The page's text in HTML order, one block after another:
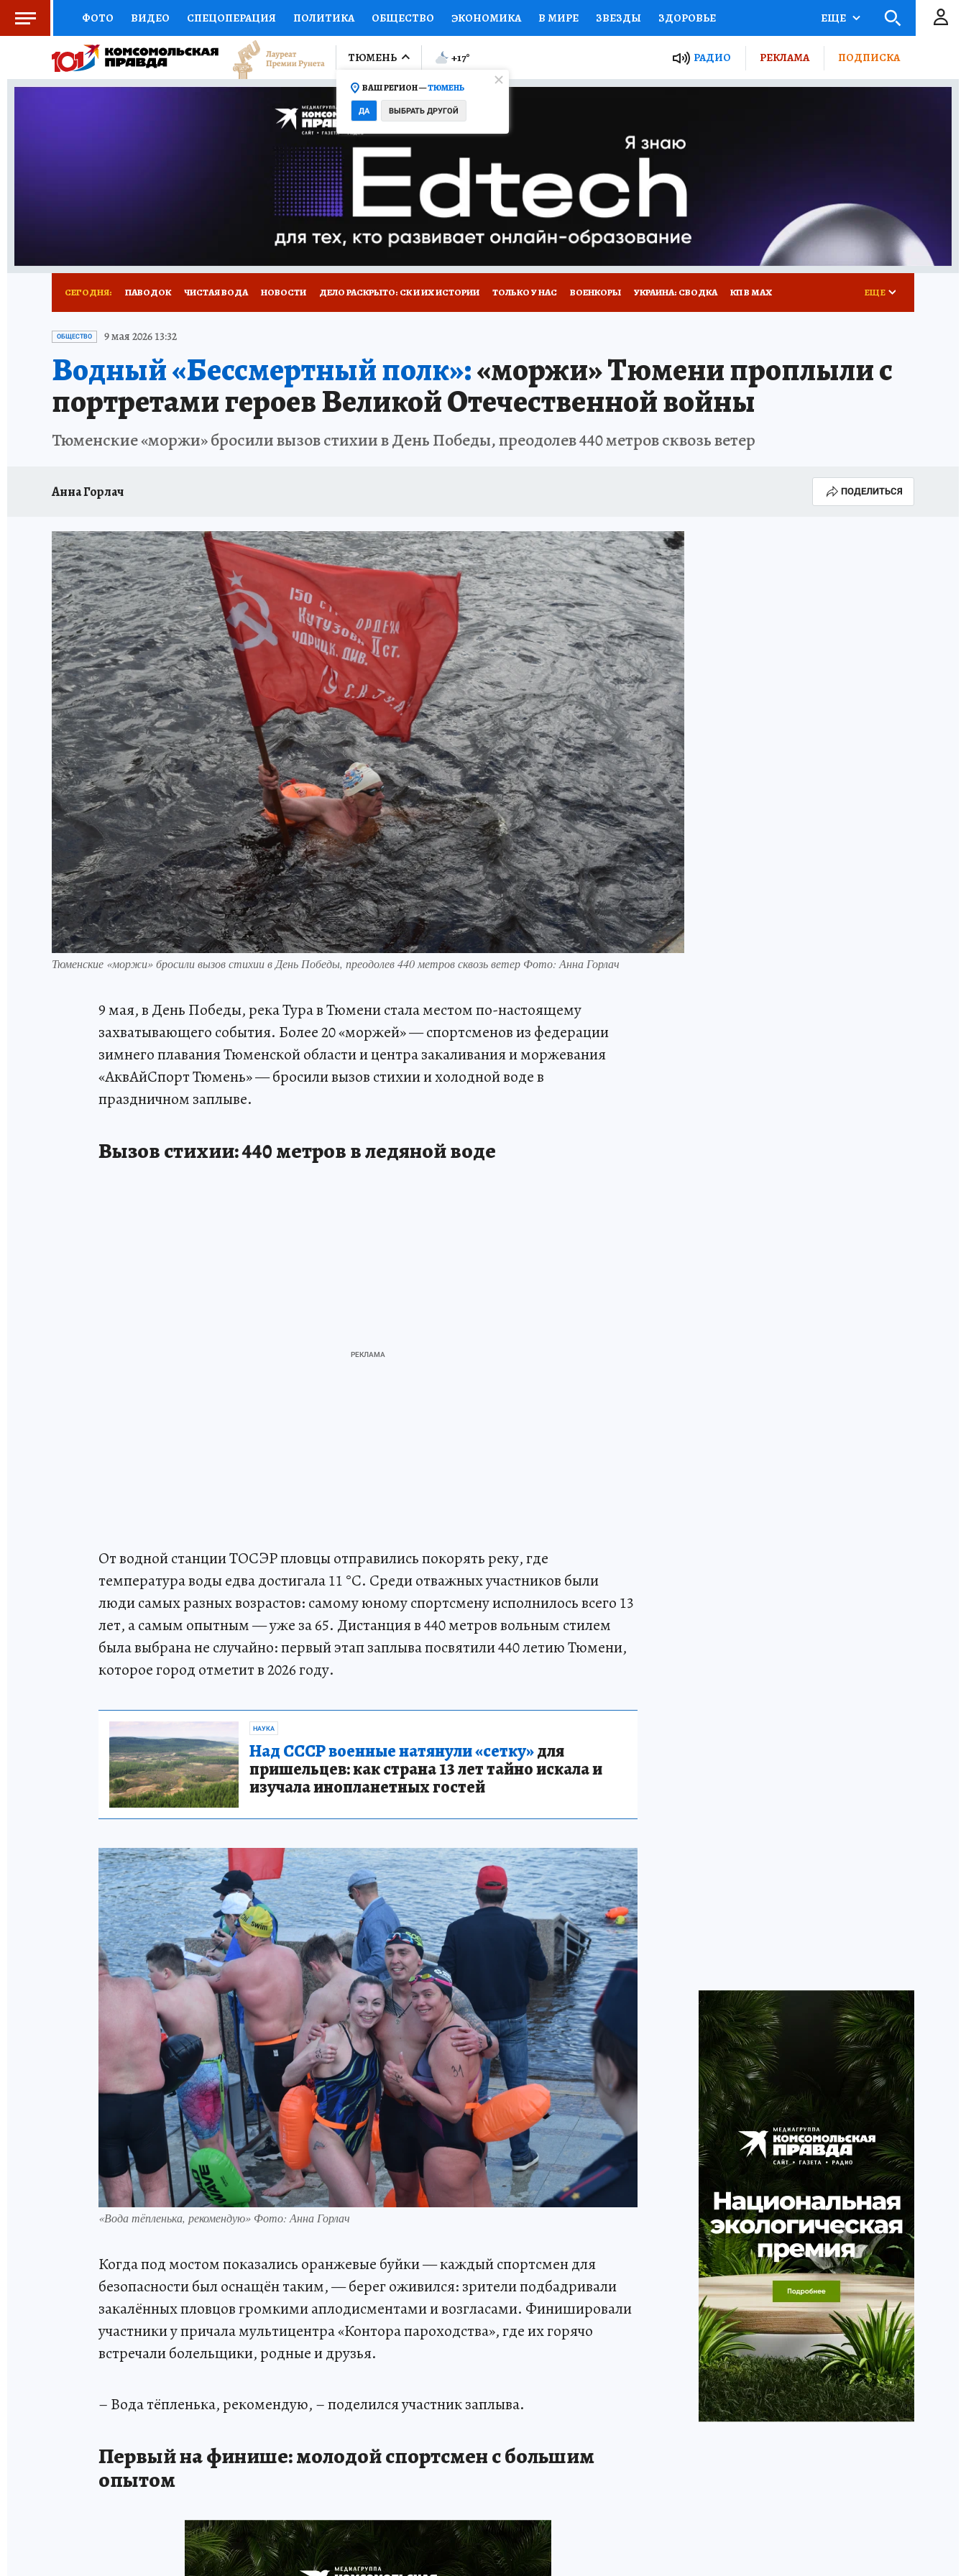
ФОТО ВИДЕО СПЕЦОПЕРАЦИЯ ПОЛИТИКА ОБЩЕСТВО ЭКОНОМИКА В МИРЕ ЗВЕЗДЫ ЗДОРОВЬЕ
СОЦПОДДЕРЖКА НАУКА СПОРТ КОЛУМНИСТЫ ПРОИСШЕСТВИЯ НАЦИОНАЛЬНЫЕ ПРОЕКТЫ РОССИИ
ВЫБОР ЭКСПЕРТОВ ДОКТОР ФИНАНСЫ ОТКРЫВАЕМ МИР Я ЗНАЮ СЕМЬЯ ЖЕНСКИЕ СЕКРЕТЫ ПУТЕВОДИТЕЛЬ
ПРОГНОЗЫ НА СПОРТ ПРОМОКОДЫ СЕРИАЛЫ
ТЕЛЕВИЗОР КОЛЛЕКЦИИ КОНКУРСЫ ГИД ПОТРЕБИТЕЛЯ
НОВОЕ НА САЙТЕ
ЕЩЕ
ТЮМЕНЬ
ВАШ РЕГИОН —ТЮМЕНЬ
ДА ВЫБРАТЬ ДРУГОЙ
+17° РАДИО РЕКЛАМА ПОДПИСКА
СЕГОДНЯ: ПАВОДОК ЧИСТАЯ ВОДА НОВОСТИ ДЕЛО РАСКРЫТО: СК И ИХ ИСТОРИИ ТОЛЬКО У НАС ВОЕНКОРЫ УКРАИНА: СВОДКА КП В МАХ
ОТДЫХ В РОССИИ
ЕЩЕ
ОБЩЕСТВО 9 мая 2026 13:32
Водный «Бессмертный полк»:«моржи» Тюмени проплыли с
портретами героев Великой Отечественной войны
Тюменские «моржи» бросили вызов стихии в День Победы, преодолев 440 метров сквозь ветер
Анна Горлач ПОДЕЛИТЬСЯ
Тюменские «моржи» бросили вызов стихии в День Победы, преодолев 440 метров сквозь ветер Фото: Анна Горлач
9 мая, в День Победы, река Тура в Тюмени стала местом по-настоящему
захватывающего события. Более 20 «моржей» — спортсменов из федерации
зимнего плавания Тюменской области и центра закаливания и моржевания
«АквАйСпорт Тюмень» — бросили вызов стихии и холодной воде в
праздничном заплыве.
Вызов стихии: 440 метров в ледяной воде
От водной станции ТОСЭР пловцы отправились покорять реку, где
температура воды едва достигала 11 °C. Среди отважных участников были
люди самых разных возрастов: самому юному спортсмену исполнилось всего 13
лет, а самым опытным — уже за 65. Дистанция в 440 метров вольным стилем
была выбрана не случайно: первый этап заплыва посвятили 440 летию Тюмени,
которое город отметит в 2026 году.
НАУКА
Над СССР военные натянули «сетку»для
пришельцев: как страна 13 лет тайно искала и
изучала инопланетных гостей
«Вода тёпленька, рекомендую» Фото: Анна Горлач
Когда под мостом показались оранжевые буйки — каждый спортсмен для
безопасности был оснащён таким, — берег оживился: зрители подбадривали
закалённых пловцов громкими аплодисментами и возгласами. Финишировали
участники у причала мультицентра «Контора пароходства», где их горячо
встречали болельщики, родные и друзья.
– Вода тёпленька, рекомендую, – поделился участник заплыва.
Первый на финише: молодой спортсмен с большим
опытом